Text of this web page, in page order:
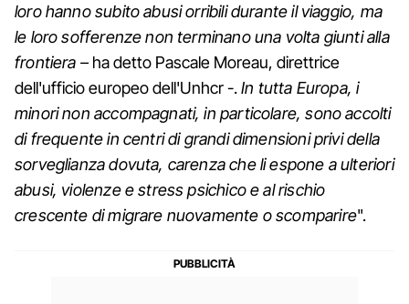
loro hanno subito abusi orribili durante il viaggio, ma
le loro sofferenze non terminano una volta giunti alla
frontiera –ha detto Pascale Moreau, direttrice
dell'ufficio europeo dell'Unhcr -.In tutta Europa, i
minori non accompagnati, in particolare, sono accolti
di frequente in centri di grandi dimensioni privi della
sorveglianza dovuta, carenza che li espone a ulteriori
abusi, violenze e stress psichico e al rischio
crescente di migrare nuovamente o scomparire".